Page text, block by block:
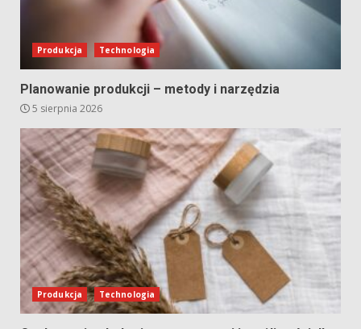
Produkcja Technologia
Planowanie produkcji – metody i narzędzia
5 sierpnia 2026
Produkcja Technologia